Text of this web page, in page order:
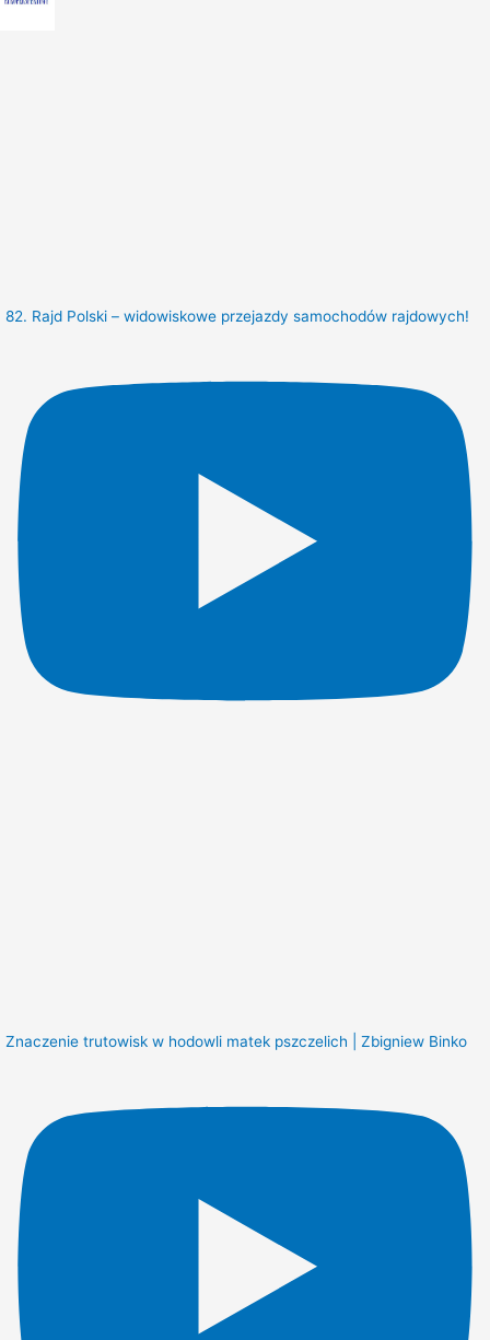
82. Rajd Polski – widowiskowe przejazdy samochodów rajdowych!
Znaczenie trutowisk w hodowli matek pszczelich | Zbigniew Binko